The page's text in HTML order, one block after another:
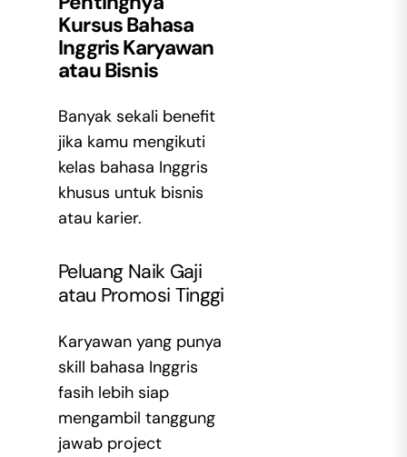
Kursus Bahasa
Inggris Karyawan
atau Bisnis
Banyak sekali benefit
jika kamu mengikuti
kelas bahasa Inggris
khusus untuk bisnis
atau karier.
Peluang Naik Gaji
atau Promosi Tinggi
Karyawan yang punya
skill bahasa Inggris
fasih lebih siap
mengambil tanggung
jawab project